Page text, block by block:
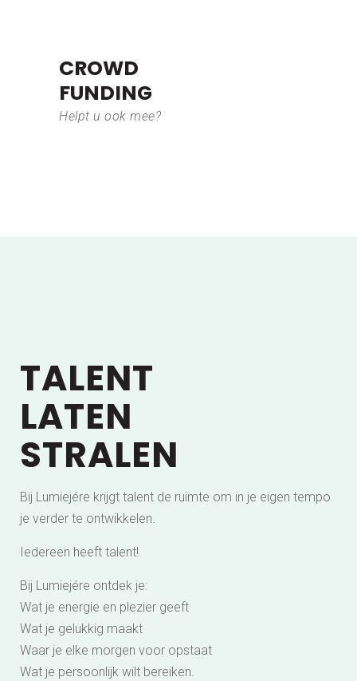
CROWD
FUNDING
Helpt u ook mee?
TALENT
LATEN
STRALEN
Bij Lumiejére krijgt talent de ruimte om in je eigen tempo
je verder te ontwikkelen.
Iedereen heeft talent!
Bij Lumiejére ontdek je:
Wat je energie en plezier geeft
Wat je gelukkig maakt
Waar je elke morgen voor opstaat
Wat je persoonlijk wilt bereiken.